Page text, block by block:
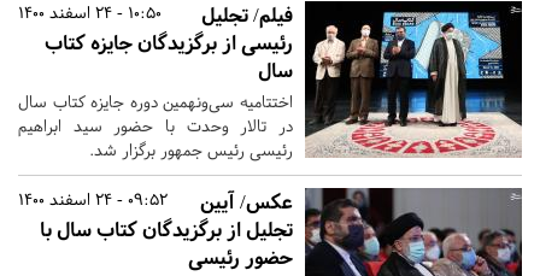
10:50 - 24 اسفند 1400
فیلم/ تجلیل
رئیسی از برگزیدگان جایزه کتاب
سال
اختتامیه سی‌ونهمین دوره جایزه کتاب سال
در تالار وحدت با حضور سید ابراهیم
رئیسی رئیس جمهور برگزار شد.
09:52 - 24 اسفند 1400
عکس/ آیین
تجلیل از برگزیدگان کتاب سال با
حضور رئیسی